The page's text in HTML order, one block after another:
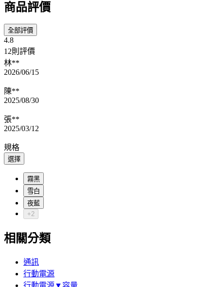
商品評價
全部評價
4.8
12則評價
林**
2026/06/15
陳**
2025/08/30
張**
2025/03/12
規格
選擇
霧黑
雪白
夜藍
+2
相關分類
通訊
行動電源